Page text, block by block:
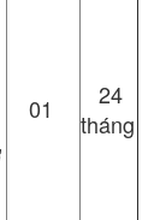
01
24
tháng